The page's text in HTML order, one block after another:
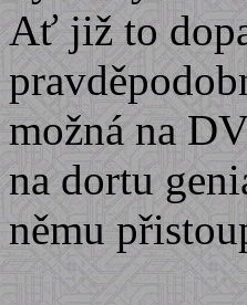
Ať již to
možná na
na dortu
němu